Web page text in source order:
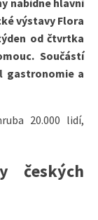
výstavy Flora
od čtvrtka
Součástí
gastronomie a
20.000 lidí,
českých